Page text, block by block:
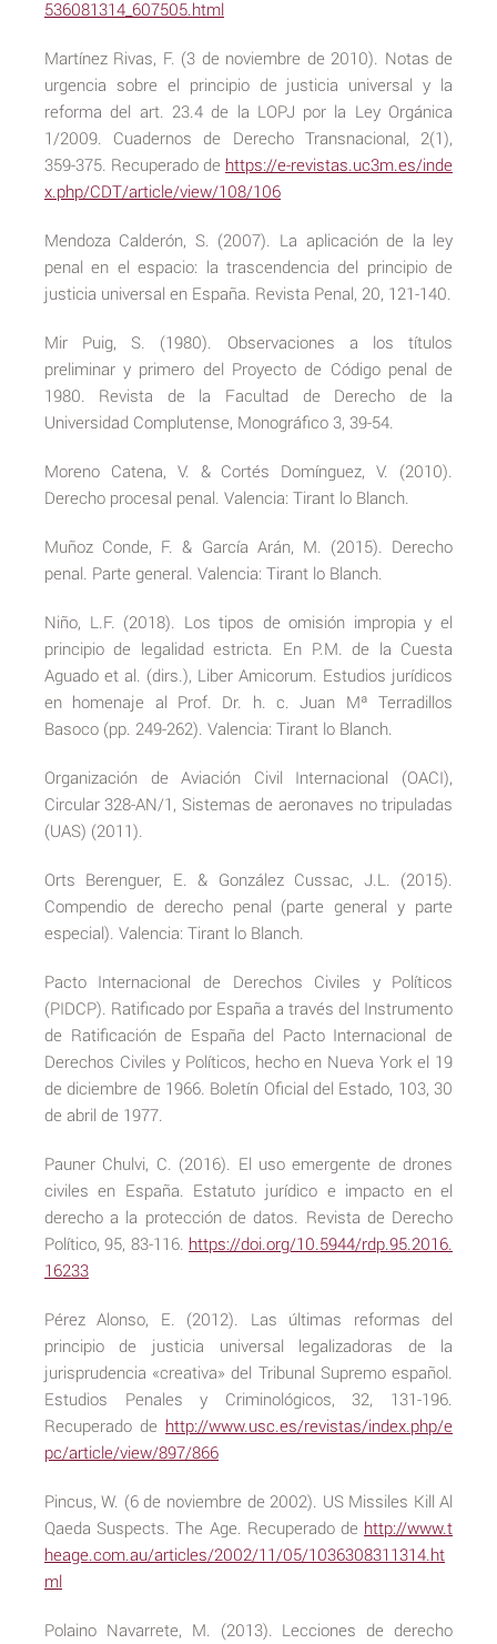
536081314_607505.html
Martínez Rivas, F. (3 de noviembre de 2010). Notas de
urgencia sobre el principio de justicia universal y la
reforma del art. 23.4 de la LOPJ por la Ley Orgánica
1/2009. Cuadernos de Derecho Transnacional, 2(1),
359-375. Recuperado de https://e-revistas.uc3m.es/inde
x.php/CDT/article/view/108/106
Mendoza Calderón, S. (2007). La aplicación de la ley
penal en el espacio: la trascendencia del principio de
justicia universal en España. Revista Penal, 20, 121-140.
Mir Puig, S. (1980). Observaciones a los títulos
preliminar y primero del Proyecto de Código penal de
1980. Revista de la Facultad de Derecho de la
Universidad Complutense, Monográfico 3, 39-54.
Moreno Catena, V. & Cortés Domínguez, V. (2010).
Derecho procesal penal. Valencia: Tirant lo Blanch.
Muñoz Conde, F. & García Arán, M. (2015). Derecho
penal. Parte general. Valencia: Tirant lo Blanch.
Niño, L.F. (2018). Los tipos de omisión impropia y el
principio de legalidad estricta. En P.M. de la Cuesta
Aguado et al. (dirs.), Liber Amicorum. Estudios jurídicos
en homenaje al Prof. Dr. h. c. Juan Mª Terradillos
Basoco (pp. 249-262). Valencia: Tirant lo Blanch.
Organización de Aviación Civil Internacional (OACI),
Circular 328-AN/1, Sistemas de aeronaves no tripuladas
(UAS) (2011).
Orts Berenguer, E. & González Cussac, J.L. (2015).
Compendio de derecho penal (parte general y parte
especial). Valencia: Tirant lo Blanch.
Pacto Internacional de Derechos Civiles y Políticos
(PIDCP). Ratificado por España a través del Instrumento
de Ratificación de España del Pacto Internacional de
Derechos Civiles y Políticos, hecho en Nueva York el 19
de diciembre de 1966. Boletín Oficial del Estado, 103, 30
de abril de 1977.
Pauner Chulvi, C. (2016). El uso emergente de drones
civiles en España. Estatuto jurídico e impacto en el
derecho a la protección de datos. Revista de Derecho
Político, 95, 83-116. https://doi.org/10.5944/rdp.95.2016.
16233
Pérez Alonso, E. (2012). Las últimas reformas del
principio de justicia universal legalizadoras de la
jurisprudencia «creativa» del Tribunal Supremo español.
Estudios Penales y Criminológicos, 32, 131-196.
Recuperado de http://www.usc.es/revistas/index.php/e
pc/article/view/897/866
Pincus, W. (6 de noviembre de 2002). US Missiles Kill Al
Qaeda Suspects. The Age. Recuperado de http://www.t
heage.com.au/articles/2002/11/05/1036308311314.ht
ml
Polaino Navarrete, M. (2013). Lecciones de derecho